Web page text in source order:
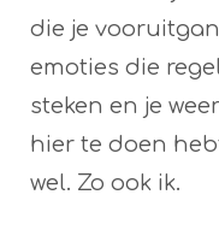
die je
emoties die
steken en je
hier te doen
wel. Zo ook ik.